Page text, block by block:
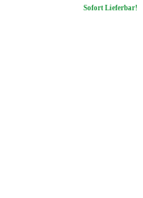
Sofort Lieferbar!
Sofort Lieferbar!
Sofort Lieferbar!
Sofort Lieferbar!